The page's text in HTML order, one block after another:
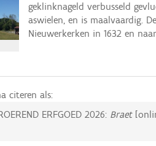
geklinknageld verbusseld
aswielen, en is maalvaardig.
Nieuwerkerken in 1632 en
citeren als:
ERFGOED 2026: Braet